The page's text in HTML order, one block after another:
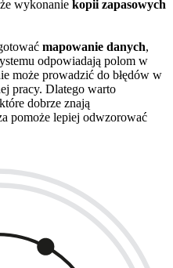
wykonanie kopii zapasowych
mapowanie danych,
odpowiadają polom w
może prowadzić do błędów w
pracy. Dlatego warto
dobrze znają
pomoże lepiej odwzorować